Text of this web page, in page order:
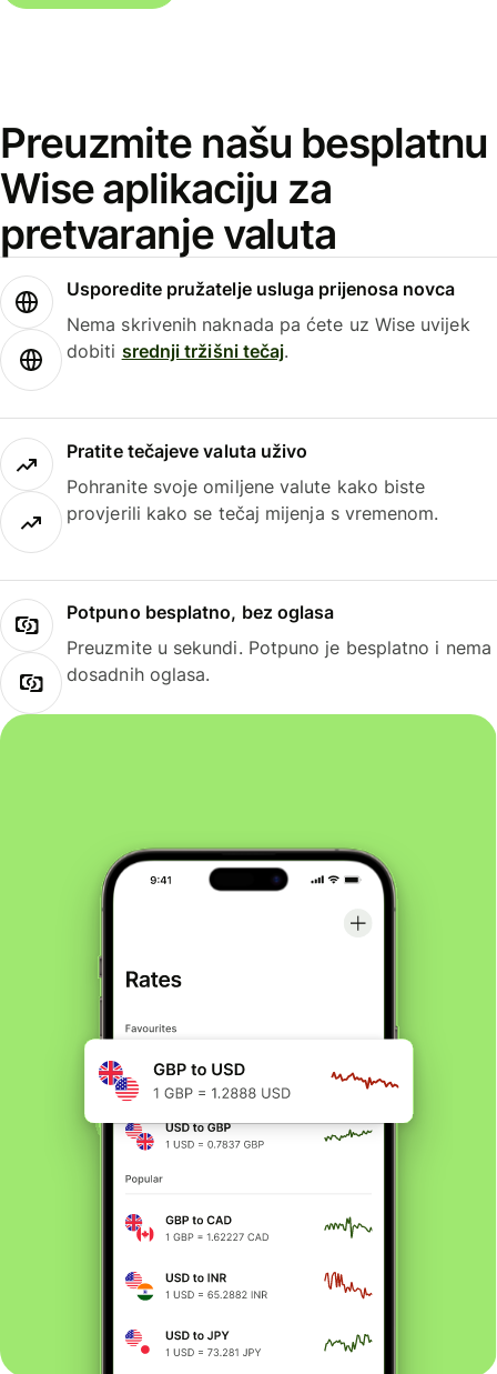
Preuzmite našu besplatnu
Wise aplikaciju za
pretvaranje valuta
Usporedite pružatelje usluga prijenosa novca
Nema skrivenih naknada pa ćete uz Wise uvijek
dobiti srednji tržišni tečaj.
Pratite tečajeve valuta uživo
Pohranite svoje omiljene valute kako biste
provjerili kako se tečaj mijenja s vremenom.
Potpuno besplatno, bez oglasa
Preuzmite u sekundi. Potpuno je besplatno i nema
dosadnih oglasa.